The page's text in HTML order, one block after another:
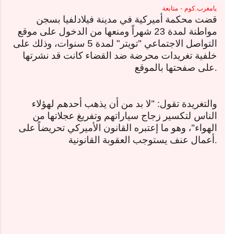
يامغرب.كوم - متابعة
قضت محكمة أميركية في مدينة فيلادلفيا بسجن
مواطنة لمدة 23 شهراً ومنعها من الدخول على موقع
التواصل الاجتماعي "تويتر" لمدة 5 سنوات، وذلك على
خلفية تغريدات محرضة ضد القضاء كانت قد نشرتها
على صفحتها بالموقع.
والتغريدة تقول: "لا بد من أن يذهب أحدهم لهؤلاء
الناس لتكسير زجاج سياراتهم وتفريغ عجلاتها من
الهواء"، وهو ما إعتبره القانون الأميركي تحريضاً على
أعمال عنف يستوجب العقوبة القانونية.